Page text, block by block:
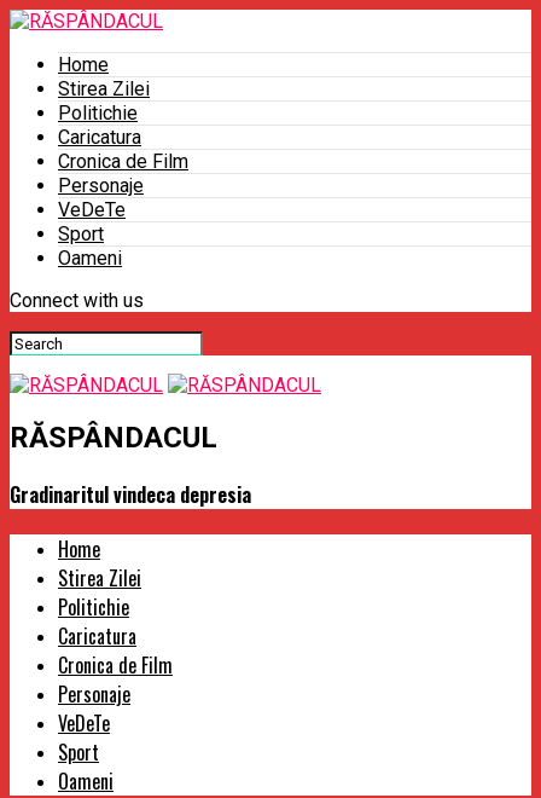
Home
Stirea Zilei
Politichie
Caricatura
Cronica de Film
Personaje
VeDeTe
Sport
Oameni
Connect with us
RĂSPÂNDACUL
Gradinaritul vindeca depresia
Home
Stirea Zilei
Politichie
Caricatura
Cronica de Film
Personaje
VeDeTe
Sport
Oameni